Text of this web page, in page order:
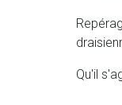
Qu'il